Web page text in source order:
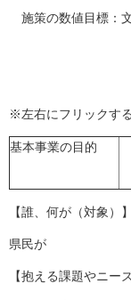
施策の数値目標：
※左右にフリックす
基本事業の目的
【誰、何が（対象）】
県民が
【抱える課題やニー